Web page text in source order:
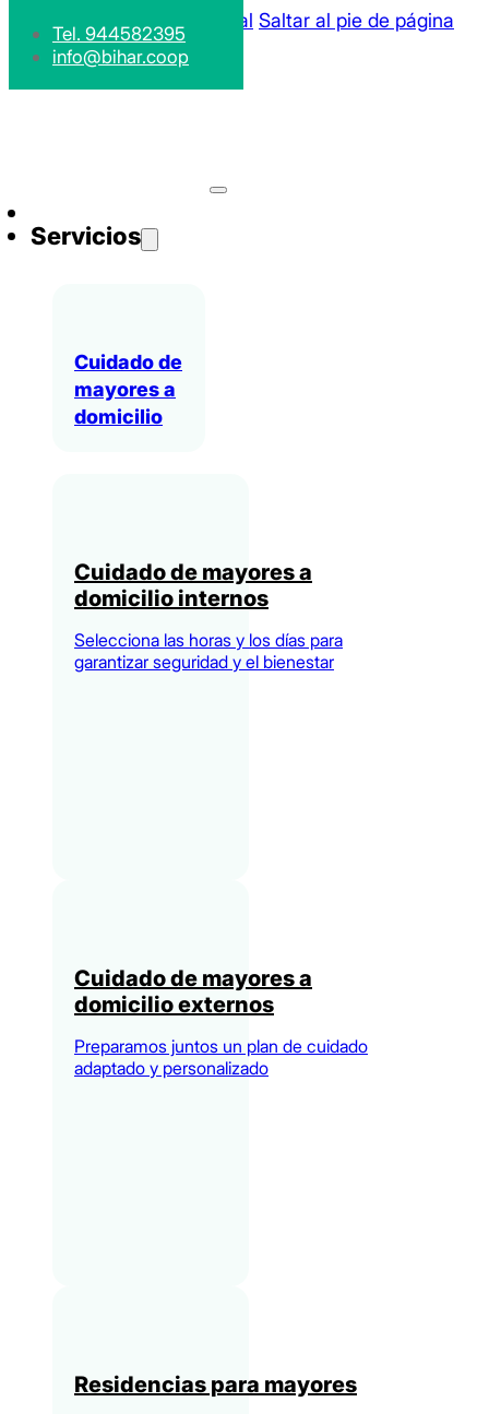
Saltar al contenido principal Saltar al pie de página
Tel. 944582395
info@bihar.coop
Servicios
Cuidado de
mayores a
domicilio
Cuidado de mayores a
domicilio internos
Selecciona las horas y los días para
garantizar seguridad y el bienestar
Cuidado de mayores a
domicilio externos
Preparamos juntos un plan de cuidado
adaptado y personalizado
Residencias para mayores